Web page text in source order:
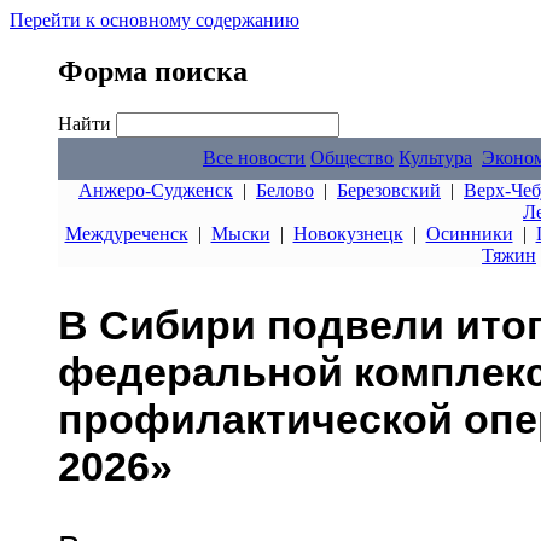
Перейти к основному содержанию
Форма поиска
Найти
Все новости Общество Культура
Анжеро-Судженск | Белово | Березовский | Верх-
Междуреченск| Мыски | Новокузнецк| Осинники |
Тяжин
В Сибири подвели
федеральной
профилактической
2026»